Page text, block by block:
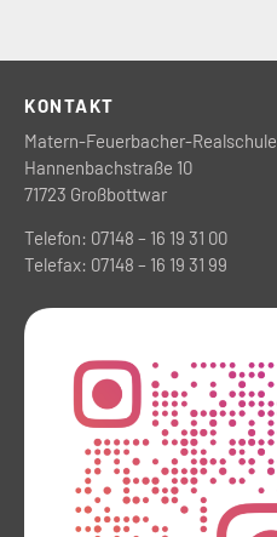
KONTAKT
Matern-Feuerbacher-Realschule
Hannenbachstraße 10
71723 Großbottwar
Telefon: 07148 – 16 19 31 00
Telefax: 07148 – 16 19 31 99